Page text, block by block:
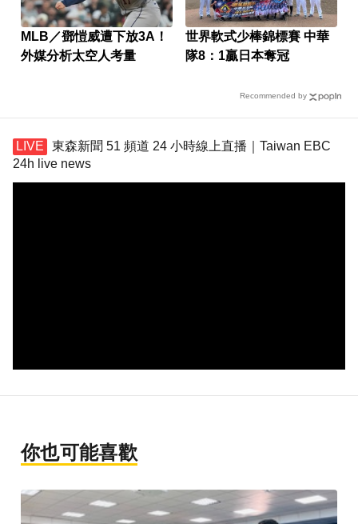
MLB／鄧愷威遭下放3A！
外媒分析太空人考量
世界軟式少棒錦標賽 中華
隊8：1贏日本奪冠
Recommended by
東森新聞 51 頻道 24 小時線上直播｜Taiwan EBC
24h live news
你也可能喜歡